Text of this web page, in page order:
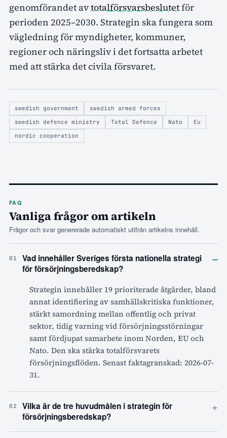
genomförandet avtotalförsvarsbeslutetför
perioden 2025–2030. Strategin ska fungera som
vägledning för myndigheter, kommuner,
regioner och näringsliv i det fortsatta arbetet
med att stärka det civila försvaret.
swedish government
swedish armed forces
swedish defence ministry
Total Defence Nato
Eu
nordic cooperation
FAQ
Vanliga frågor om artikeln
Frågor och svar genererade automatiskt utifrån artikelns innehåll.
01
Vad innehåller Sveriges första nationella strategi
för försörjningsberedskap?
–
Strategin innehåller 19 prioriterade åtgärder, bland
annat identifiering av samhällskritiska funktioner,
stärkt samordning mellan offentlig och privat
sektor, tidig varning vid försörjningsstörningar
samt fördjupat samarbete inom Norden, EU och
Nato. Den ska stärka totalförsvarets
försörjningsflöden. Senast faktagranskad: 2026-07-
31.
02
Vilka är de tre huvudmålen i strategin för
försörjningsberedskap?
+